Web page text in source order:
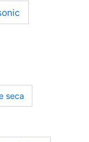
seca